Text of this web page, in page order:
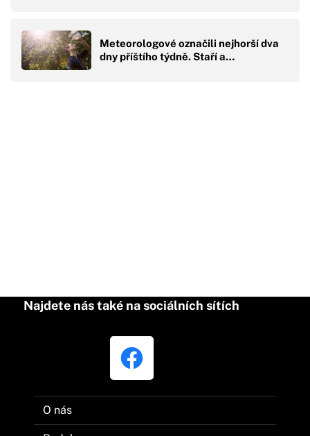
Meteorologové označili nejhorší dva
dny příštího týdně. Staří a…
Najdete nás také na sociálních sítích
O nás